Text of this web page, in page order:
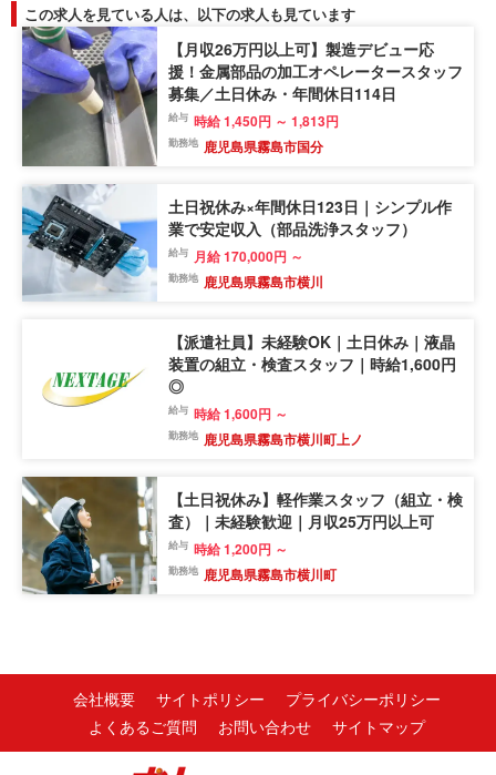
この求人を見ている人は、以下の求人も見ています
【月収26万円以上可】製造デビュー応
援！金属部品の加工オペレータースタッフ
募集／土日休み・年間休日114日
給与 時給 1,450円 ～ 1,813円
勤務地 鹿児島県霧島市国分
土日祝休み×年間休日123日｜シンプル作
業で安定収入（部品洗浄スタッフ）
給与 月給 170,000円 ～
勤務地 鹿児島県霧島市横川
【派遣社員】未経験OK｜土日休み｜液晶
装置の組立・検査スタッフ｜時給1,600円
◎
給与 時給 1,600円 ～
勤務地 鹿児島県霧島市横川町上ノ
【土日祝休み】軽作業スタッフ（組立・検
査）｜未経験歓迎｜月収25万円以上可
給与 時給 1,200円 ～
勤務地 鹿児島県霧島市横川町
会社概要 サイトポリシー
プライバシーポリシー
よくあるご質問
お問い合わせ サイトマップ